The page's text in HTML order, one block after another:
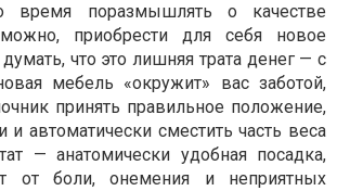
время поразмышлять о качестве
приобрести для себя новое
что это лишняя трата денег — с
мебель «окружит» вас заботой,
принять правильное положение,
и автоматически сместить часть веса
— анатомически удобная посадка,
от боли, онемения и неприятных